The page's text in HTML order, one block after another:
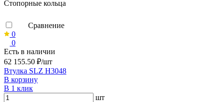
Стопорные кольца
Сравнение
0
0
Есть в наличии
62 155.50 ₽/шт
Втулка SLZ H3048
В корзину
В 1 клик
шт